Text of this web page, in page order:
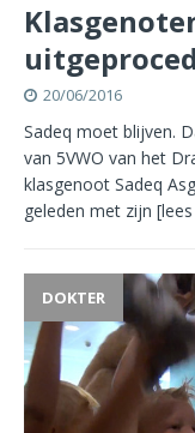
20/06/2016
Sadeq moet blijven.
van 5VWO van het
klasgenoot Sadeq
geleden met zijn
DOKTER